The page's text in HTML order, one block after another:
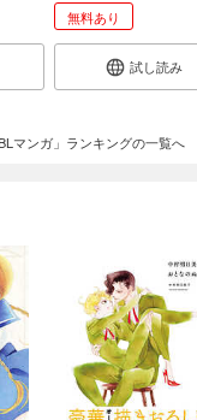
無料あり
試し読み
BLマンガ」ランキングの一覧へ